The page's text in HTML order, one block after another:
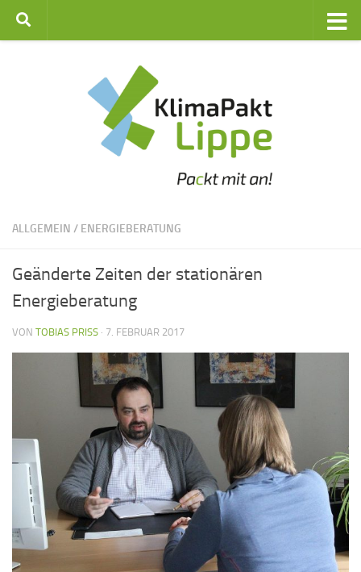
Zum Inhalt springen
ALLGEMEIN / ENERGIEBERATUNG
Geänderte Zeiten der stationären
Energieberatung
VON TOBIAS PRISS · 7. FEBRUAR 2017